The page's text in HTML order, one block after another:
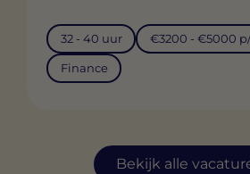
Bekijk alle
32 - 40 uur €3200 - €5000
Finance